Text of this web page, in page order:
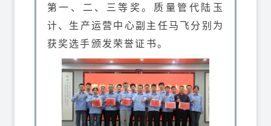
第一、二、三等奖。 质量管代陆玉
计、生产运营中心副主任马飞分别为
获奖选手颁发荣誉证书。